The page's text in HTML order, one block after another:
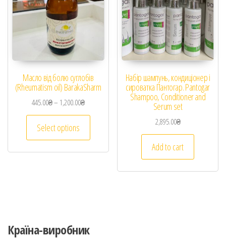
Масло від болю суглобів
(Rheumatism oil) BarakaSharm
445.00₴– 1,200.00₴
Select options
Набір шампунь, кондиціонер і
сироватка Пантогар. Pantogar
Shampoo, Conditioner and
Serum set
2,895.00₴
Add to cart
Країна-виробник